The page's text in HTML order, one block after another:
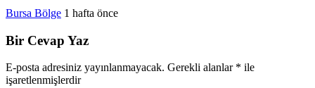
Bursa Bölge 1 hafta önce
Bir Cevap Yaz
E-posta adresiniz yayınlanmayacak. Gerekli alanlar * ile
işaretlenmişlerdir